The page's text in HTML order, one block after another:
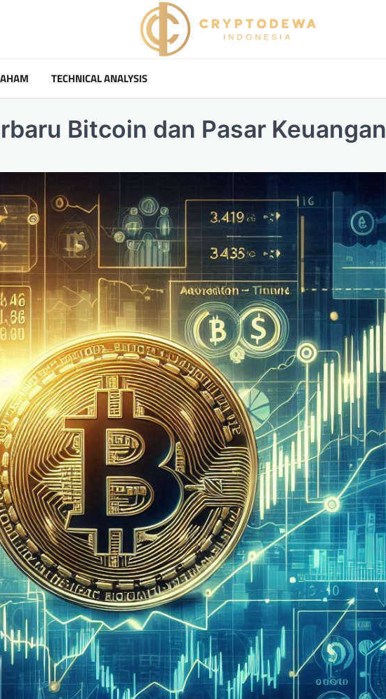
TECHNICAL ANALYSIS
Bitcoin dan Pasar Keuangan